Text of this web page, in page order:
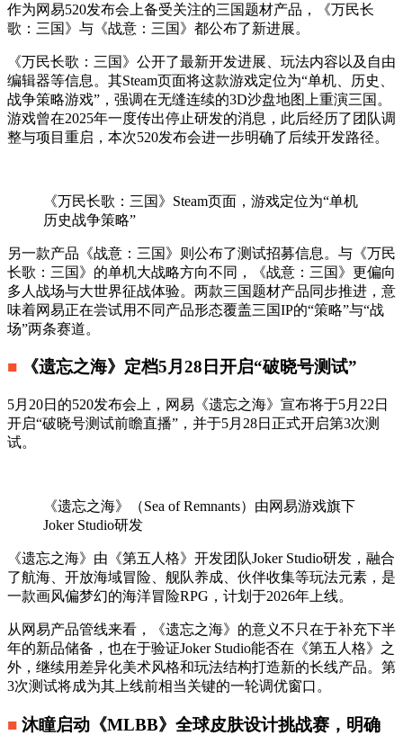
作为网易520发布会上备受关注的三国题材产品，《万民长
歌：三国》与《战意：三国》都公布了新进展。
《万民长歌：三国》公开了最新开发进展、玩法内容以及自由
编辑器等信息。其Steam页面将这款游戏定位为“单机、历史、
战争策略游戏”，强调在无缝连续的3D沙盘地图上重演三国。
游戏曾在2025年一度传出停止研发的消息，此后经历了团队调
整与项目重启，本次520发布会进一步明确了后续开发路径。
《万民长歌：三国》Steam页面，游戏定位为“单机
历史战争策略”
另一款产品《战意：三国》则公布了测试招募信息。与《万民
长歌：三国》的单机大战略方向不同，《战意：三国》更偏向
多人战场与大世界征战体验。两款三国题材产品同步推进，意
味着网易正在尝试用不同产品形态覆盖三国IP的“策略”与“战
场”两条赛道。
■ 《遗忘之海》定档5月28日开启“破晓号测试”
5月20日的520发布会上，网易《遗忘之海》宣布将于5月22日
开启“破晓号测试前瞻直播”，并于5月28日正式开启第3次测
试。
《遗忘之海》（Sea of Remnants）由网易游戏旗下
Joker Studio研发
《遗忘之海》由《第五人格》开发团队Joker Studio研发，融合
了航海、开放海域冒险、舰队养成、伙伴收集等玩法元素，是
一款画风偏梦幻的海洋冒险RPG，计划于2026年上线。
从网易产品管线来看，《遗忘之海》的意义不只在于补充下半
年的新品储备，也在于验证Joker Studio能否在《第五人格》之
外，继续用差异化美术风格和玩法结构打造新的长线产品。第
3次测试将成为其上线前相当关键的一轮调优窗口。
■ 沐瞳启动《MLBB》全球皮肤设计挑战赛，明确